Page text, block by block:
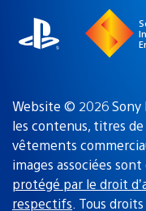
Website © 2026
les contenus, titres
vêtements
images associées sont
protégé par le droit
respectifs. Tous